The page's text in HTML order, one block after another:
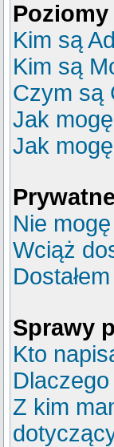
Kim są
Kim są
Czym są
Jak
Jak
Nie
Wciąż
Sprawy
Kto
Z kim